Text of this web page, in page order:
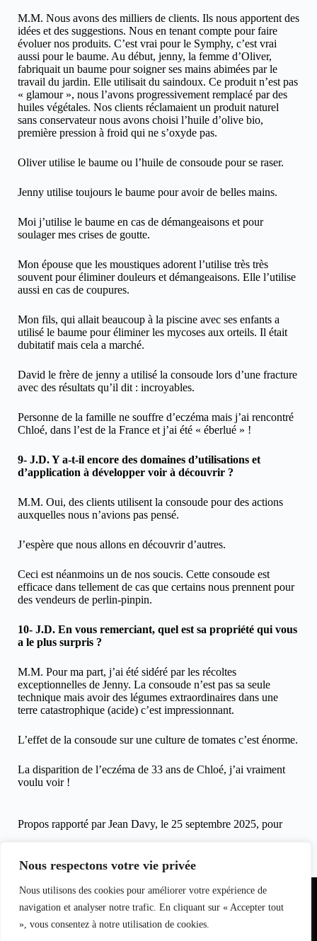
Nous respectons votre vie privée
Nous utilisons des cookies pour améliorer votre expérience de
navigation et analyser notre trafic. En cliquant sur « Accepter tout
», vous consentez à notre utilisation de cookies.
M.M. Nous avons des milliers de clients. Ils nous apportent des
idées et des suggestions. Nous en tenant compte pour faire
évoluer nos produits. C’est vrai pour le Symphy, c’est vrai
aussi pour le baume. Au début, jenny, la femme d’Oliver,
fabriquait un baume pour soigner ses mains abimées par le
travail du jardin. Elle utilisait du saindoux. Ce produit n’est pas
« glamour », nous l’avons progressivement remplacé par des
huiles végétales. Nos clients réclamaient un produit naturel
sans conservateur nous avons choisi l’huile d’olive bio,
première pression à froid qui ne s’oxyde pas.
Oliver utilise le baume ou l’huile de consoude pour se raser.
Jenny utilise toujours le baume pour avoir de belles mains.
Moi j’utilise le baume en cas de démangeaisons et pour
soulager mes crises de goutte.
Mon épouse que les moustiques adorent l’utilise très très
souvent pour éliminer douleurs et démangeaisons. Elle l’utilise
aussi en cas de coupures.
Mon fils, qui allait beaucoup à la piscine avec ses enfants a
utilisé le baume pour éliminer les mycoses aux orteils. Il était
dubitatif mais cela a marché.
David le frère de jenny a utilisé la consoude lors d’une fracture
avec des résultats qu’il dit : incroyables.
Personne de la famille ne souffre d’eczéma mais j’ai rencontré
Chloé, dans l’est de la France et j’ai été « éberlué » !
9- J.D. Y a-t-il encore des domaines d’utilisations et
d’application à développer voir à découvrir ?
M.M. Oui, des clients utilisent la consoude pour des actions
auxquelles nous n’avions pas pensé.
J’espère que nous allons en découvrir d’autres.
Ceci est néanmoins un de nos soucis. Cette consoude est
efficace dans tellement de cas que certains nous prennent pour
des vendeurs de perlin-pinpin.
10- J.D. En vous remerciant, quel est sa propriété qui vous
a le plus surpris ?
M.M. Pour ma part, j’ai été sidéré par les récoltes
exceptionnelles de Jenny. La consoude n’est pas sa seule
technique mais avoir des légumes extraordinaires dans une
terre catastrophique (acide) c’est impressionnant.
L’effet de la consoude sur une culture de tomates c’est énorme.
La disparition de l’eczéma de 33 ans de Chloé, j’ai vraiment
voulu voir !
Propos rapporté par Jean Davy, le 25 septembre 2025, pour
Equipe du
magazine
Contact Partenariat
nfo
pectacle